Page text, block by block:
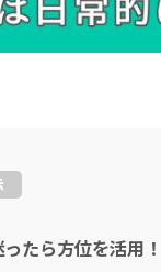
たら方位を活用！